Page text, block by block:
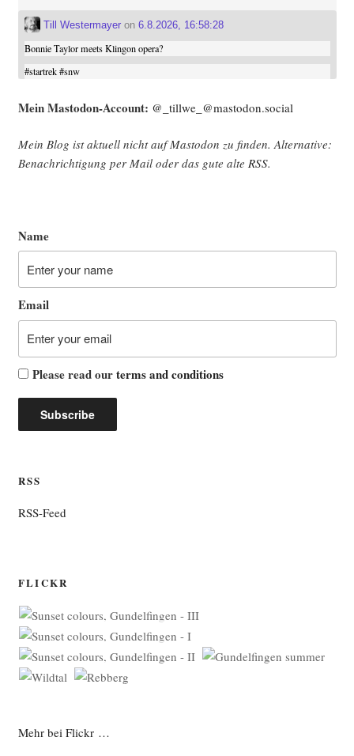
Till Westermayeron 6.8.2026, 16:58:28
Bonnie Taylor meets Klingon opera?
#startrek #snw
Mein Mast­o­don-Account: @_tillwe_@mastodon.social
Mein Blog ist aktu­ell nicht auf Mast­o­don zu fin­den. Alter­na­ti­ve:
Benach­rich­ti­gung per Mail oder das gute alte RSS.
Name
Email
Please read ourterms and conditions
RSS
RSS-Feed
FLICKR
Mehr bei Flickr …